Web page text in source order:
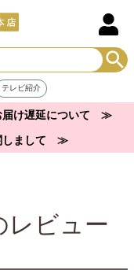
テレビ紹介
届け遅延について ≫
しまして ≫
レビュー